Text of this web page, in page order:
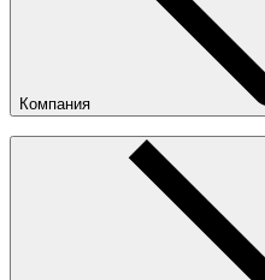
Компания
О компании
Наши магазины
Публичная оферта